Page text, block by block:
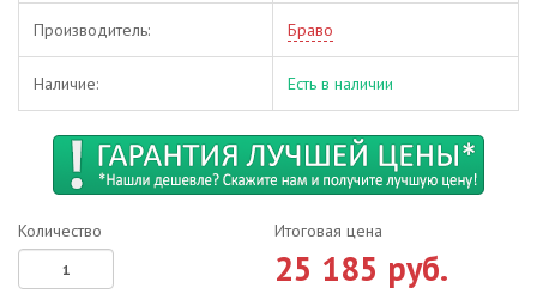
Производитель: Браво
Наличие: Есть в наличии
Количество Итоговая цена
25 185 руб.